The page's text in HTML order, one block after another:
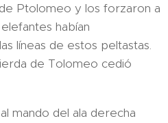
Ptolomeo y los forzaron a
habían
líneas de estos peltastas.
de Tolomeo cedió
mando del ala derecha